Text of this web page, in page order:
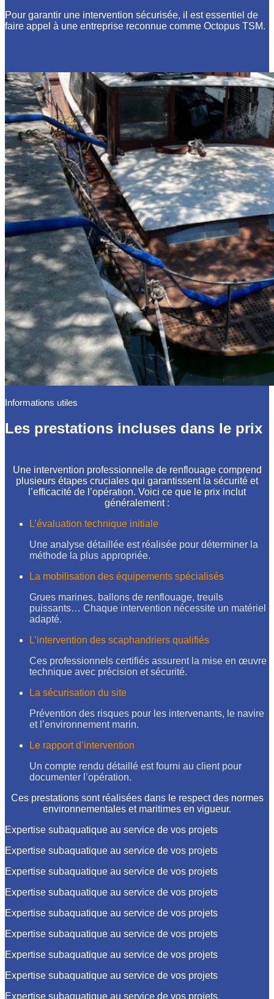
Pour garantir une intervention sécurisée, il est essentiel de
faire appel à une entreprise reconnue comme Octopus TSM.
Informations utiles
Les prestations incluses dans le prix
Une intervention professionnelle de renflouage comprend
plusieurs étapes cruciales qui garantissent la sécurité et
l’efficacité de l’opération. Voici ce que le prix inclut
généralement :
L’évaluation technique initiale
Une analyse détaillée est réalisée pour déterminer la
méthode la plus appropriée.
La mobilisation des équipements spécialisés
Grues marines, ballons de renflouage, treuils
puissants… Chaque intervention nécessite un matériel
adapté.
L’intervention des scaphandriers qualifiés
Ces professionnels certifiés assurent la mise en œuvre
technique avec précision et sécurité.
La sécurisation du site
Prévention des risques pour les intervenants, le navire
et l’environnement marin.
Le rapport d’intervention
Un compte rendu détaillé est fourni au client pour
documenter l’opération.
Ces prestations sont réalisées dans le respect des normes
environnementales et maritimes en vigueur.
Expertise subaquatique au service de vos projets
Expertise subaquatique au service de vos projets
Expertise subaquatique au service de vos projets
Expertise subaquatique au service de vos projets
Expertise subaquatique au service de vos projets
Expertise subaquatique au service de vos projets
Expertise subaquatique au service de vos projets
Expertise subaquatique au service de vos projets
Expertise subaquatique au service de vos projets